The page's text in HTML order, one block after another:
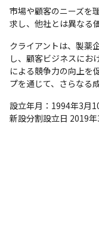
市場や顧客のニーズを
求し、他社とは異なる
クライアントは、製薬
し、顧客ビジネスにお
による競争力の向上を
プを通じて、さらなる
設立年月：1994年3月
新設分割設立日 2019年